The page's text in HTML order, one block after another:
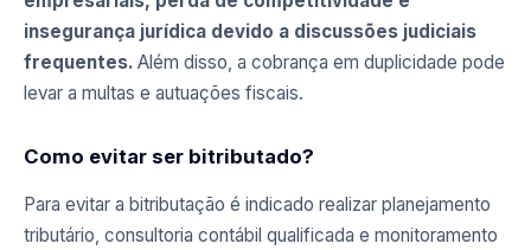
insegurança jurídica devido a discussões judiciais
frequentes. Além disso, a cobrança em duplicidade pode
levar a multas e autuações fiscais.
Como evitar ser bitributado?
Para evitar a bitributação é indicado realizar planejamento
tributário, consultoria contábil qualificada e monitoramento